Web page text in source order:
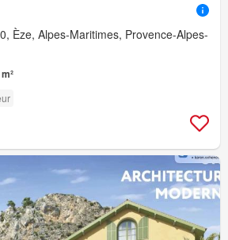
Èze, Alpes-Maritimes, Provence-Alpes-